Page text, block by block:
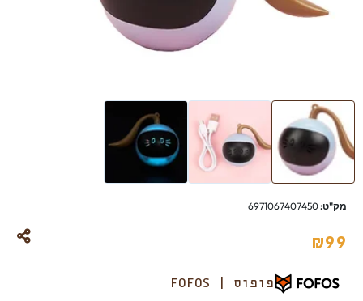
מק"ט:6971067407450
₪99
פופוס | FOFOS